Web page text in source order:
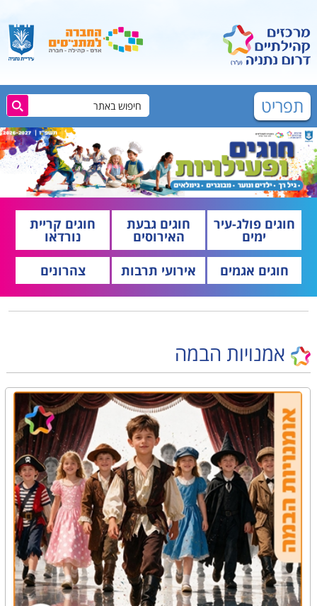
תפריט
חוגים פולג-עיר
ימים
חוגים גבעת
האירוסים
חוגים קריית
נורדאו
חוגים אגמים
אירועי תרבות צהרונים
אמנויות הבמה